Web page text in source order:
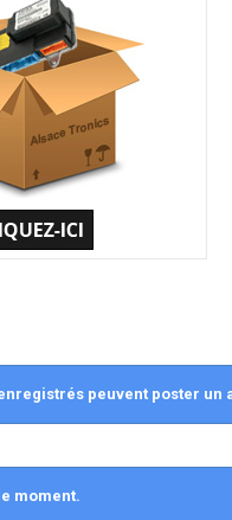
peuvent poster un
moment.